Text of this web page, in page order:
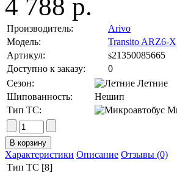
4 788 р.
Производитель:
Arivo
Модель:
Transito ARZ6-X
Артикул:
s21350085665
Доступно к заказу:
0
Сезон:
Летние
Шипованность:
Нешип
Тип ТС:
Характеристики Описание Отзывы (0)
Тип ТС [8]